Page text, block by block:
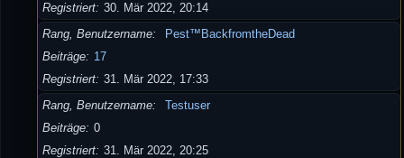
Registriert 30. Mär 2022, 20:14
Rang, Benutzername
Pest™BackfromtheDead
Beiträge
17
Registriert 31. Mär 2022, 17:33
Rang, Benutzername
Testuser
Beiträge 0
Registriert 31. Mär 2022, 20:25